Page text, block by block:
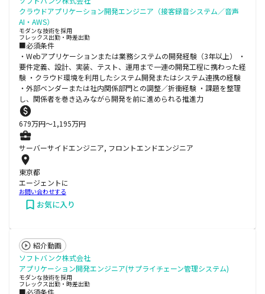
クラウドアプリケーション開発エンジニア（接客録音システム／音声
AI・AWS）
モダンな技術を採用
フレックス出勤・時差出勤
■必須条件
・Webアプリケーションまたは業務システムの開発経験（3年以上） ・
要件定義、設計、実装、テスト、運用まで一連の開発工程に携わった経
験 ・クラウド環境を利用したシステム開発またはシステム連携の経験
・外部ベンダーまたは社内関係部門との調整／折衝経験 ・課題を整理
し、関係者を巻き込みながら開発を前に進められる推進力
679万円〜1,195万円
サーバーサイドエンジニア, フロントエンドエンジニア
東京都
エージェントに
お問い合わせする
お気に入り
紹介動画
ソフトバンク株式会社
アプリケーション開発エンジニア(サプライチェーン管理システム)
モダンな技術を採用
フレックス出勤・時差出勤